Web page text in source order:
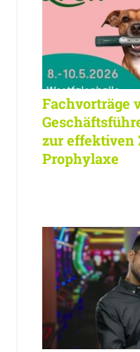
Fachvorträge
zur effektiven
Prophylaxe